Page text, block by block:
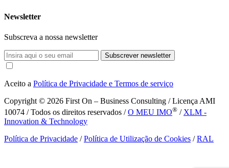
Newsletter
Subscreva a nossa newsletter
Subscrever newsletter
Aceito a Política de Privacidade e Termos de serviço
Copyright © 2026 First On – Business Consulting / Licença AMI
10074 / Todos os direitos reservados /O MEU IMO® / XLM -
Innovation & Technology
Política de Privacidade /Política de Utilização de Cookies /RAL